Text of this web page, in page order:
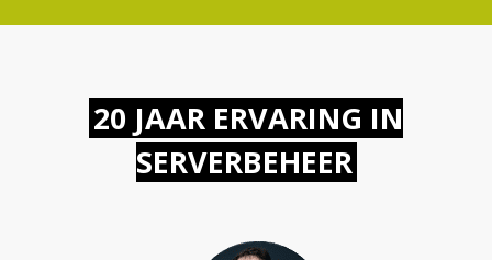
20 JAAR ERVARING IN
SERVERBEHEER